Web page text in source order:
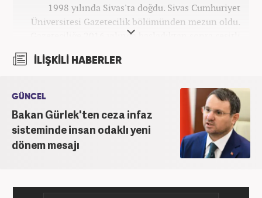
1998 yılında Sivas'ta doğdu. Sivas Cumhuriyet
Üniversitesi Gazetecilik bölümünden mezun oldu.
Gazeteciliğe 2016 yılında başladıktan sonra çeşitli
yılında Haber7.com ailesine dahil oldu. Osmanlıca
Haber7.com’da devam etmektedir.
İLİŞKİLİ HABERLER
GÜNCEL
Bakan Gürlek'ten ceza infaz
sisteminde insan odaklı yeni
dönem mesajı